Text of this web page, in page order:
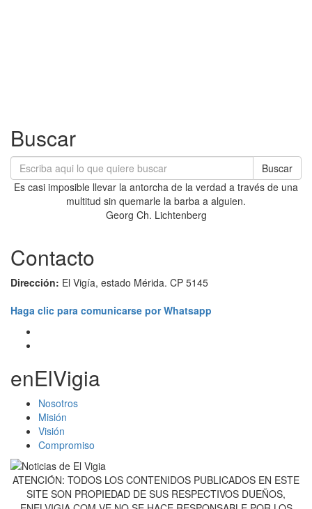
Buscar
Buscar
Es casi imposible llevar la antorcha de la verdad a través de una
multitud sin quemarle la barba a alguien.
Georg Ch. Lichtenberg
Contacto
Dirección: El Vigía, estado Mérida. CP 5145
Haga clic para comunicarse por Whatsapp
enElVigia
Nosotros
Misión
Visión
Compromiso
ATENCIÓN: TODOS LOS CONTENIDOS PUBLICADOS EN ESTE
SITE SON PROPIEDAD DE SUS RESPECTIVOS DUEÑOS,